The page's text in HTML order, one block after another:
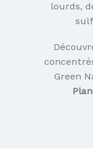
lourds,
Green